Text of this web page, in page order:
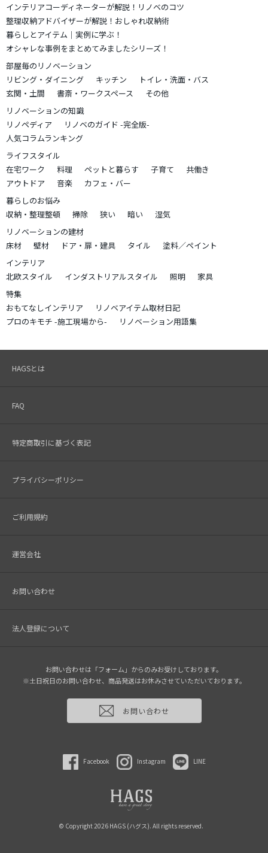
インテリアコーディネーターが解説！リノベのコツ
整理収納アドバイザーが解説！おしゃれ収納術
暮らしとアイテム｜実例に学ぶ！
オシャレな事例をまとめてみましたシリーズ！
部屋毎のリノベーション
リビング・ダイニング
キッチン
トイレ・洗面・バス
玄関・土間
書斎・ワークスペース
その他
リノベーションの知識
リノペディア
リノベのガイド -完全版-
人気コラムランキング
ライフスタイル
在宅ワーク
料理 ペットと暮らす 子育て
共働き
アウトドア
音楽
カフェ・バー
暮らしのお悩み
収納・整理整頓
掃除 狭い 暗い
湿気
リノベーションの建材
床材
壁材 ドア・扉・建具 タイル
塗料／ペイント
インテリア
北欧スタイル
インダストリアルスタイル 照明
家具
特集
おもてなしインテリア
リノベアイテム取材日記
プロのキモチ -施工現場から-
リノベーション用語集
HAGSとは
FAQ
特定商取引に基づく表記
プライバシーポリシー
ご利用規約
運営会社
お問い合わせ
法人登録について
お問い合わせは「フォーム」からのみお受けしております。
※土日祝日のお問い合わせ、商品発送はお休みさせていただいております。
お問い合わせ
Facebook Instagram LINE
© Copyright 2026 HAGS (ハグス). All rights reserved.